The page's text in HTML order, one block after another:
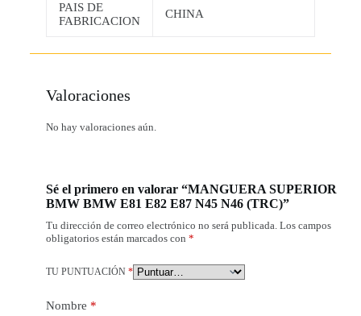
PAIS DE
FABRICACION
CHINA
Valoraciones
No hay valoraciones aún.
Sé el primero en valorar “MANGUERA SUPERIOR
BMW BMW E81 E82 E87 N45 N46 (TRC)”
Tu dirección de correo electrónico no será publicada. Los campos
obligatorios están marcados con *
TU PUNTUACIÓN *
Nombre *